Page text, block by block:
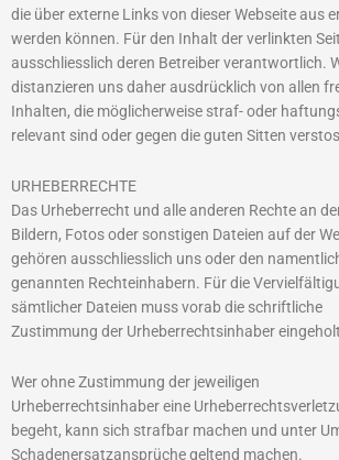
die über externe Links von dieser Webseite aus
werden können. Für den Inhalt der verlinkten
ausschliesslich deren Betreiber verantwortlich.
distanzieren uns daher ausdrücklich von allen
Inhalten, die möglicherweise straf- oder
relevant sind oder gegen die guten Sitten
URHEBERRECHTE
Das Urheberrecht und alle anderen Rechte an
Bildern, Fotos oder sonstigen Dateien auf der
gehören ausschliesslich uns oder den
genannten Rechteinhabern. Für die
sämtlicher Dateien muss vorab die schriftliche
Zustimmung der Urheberrechtsinhaber
Wer ohne Zustimmung der jeweiligen
Urheberrechtsinhaber eine
begeht, kann sich strafbar machen und unter
Schadenersatzansprüche geltend machen.